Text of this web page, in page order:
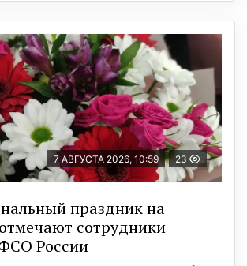
7 АВГУСТА 2026, 10:59 23
праздник на
сотрудники
России